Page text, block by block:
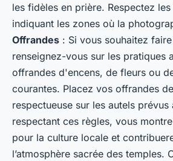
les fidèles en prière. Respectez les
indiquant les zones où la
Offrandes : Si vous souhaitez
renseignez-vous sur les pratiques
offrandes d'encens, de fleurs ou
courantes. Placez vos offrandes
respectueuse sur les autels
respectant ces règles, vous
pour la culture locale et
l’atmosphère sacrée des temples.